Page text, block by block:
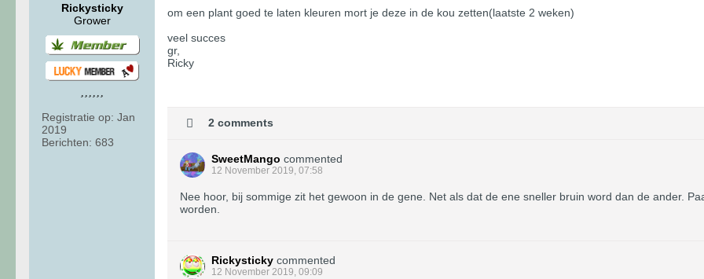
Rickysticky
Grower
Registratie op: Jan
2019
Berichten: 683
om een plant goed te laten kleuren mort je deze in de kou zetten(laatste 2 weken)
veel succes
gr,
Ricky
2 comments
SweetMango commented
12 November 2019, 07:58
Nee hoor, bij sommige zit het gewoon in de gene. Net als dat de ene sneller bruin word dan de ander.
worden.
Rickysticky commented
12 November 2019, 09:09